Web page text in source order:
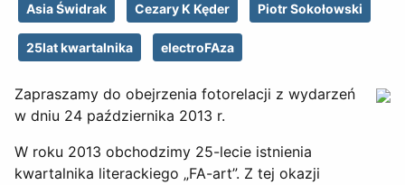
Asia Świdrak Cezary K Kęder Piotr Sokołowski
25lat kwartalnika electroFAza
Zapraszamy do obejrzenia fotorelacji z wydarzeń
w dniu 24 października 2013 r.
W roku 2013 obchodzimy 25-lecie istnienia
kwartalnika literackiego „FA-art”. Z tej okazji